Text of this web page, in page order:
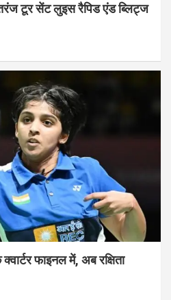
टूर सेंट लुइस रैपिड एंड ब्लिट्ज
क्वार्टर फाइनल में, अब रक्षिता